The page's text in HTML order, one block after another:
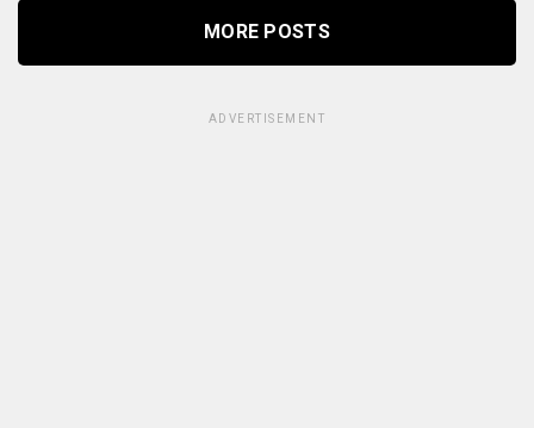
MORE POSTS
ADVERTISEMENT